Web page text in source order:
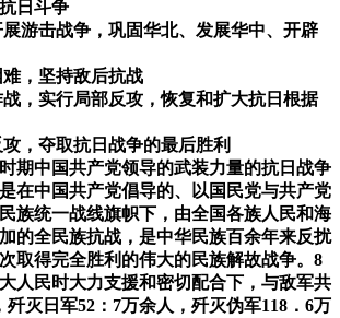
日斗争
游击战争，巩固华北、发展华中、开辟
，坚持敌后抗战
，实行局部反攻，恢复和扩大抗日根据
，夺取抗日战争的最后胜利
期中国共产党领导的武装力量的抗日战争
在中国共产党倡导的、以国民党与共产党
族统一战线旗帜下，由全国各族人民和海
的全民族抗战，是中华民族百余年来反扰
取得完全胜利的伟大的民族解故战争。8
人民时大力支援和密切配合下，与敌军共
歼灭日军52：7万余人，歼灭伪军118．6万